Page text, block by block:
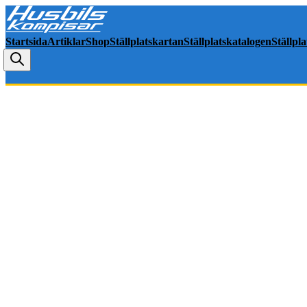
StartsidaArtiklarShopStällplatskartanStällplatskatalogen